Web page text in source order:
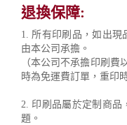
退換保障:
1. 所有印刷品，如出現
由本公司承擔。
（本公司不承擔印刷
時為免運費訂單，重印
2. 印刷品屬於定制商品
題。